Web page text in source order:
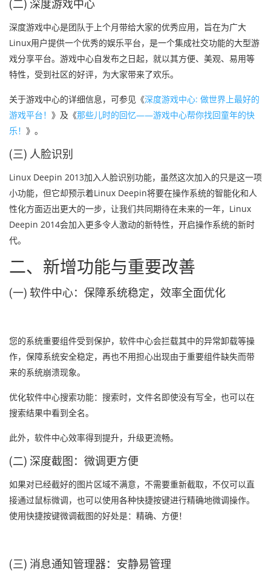
(二) 深度游戏中心
深度游戏中心是团队于上个月带给大家的优秀应用，旨在为广大
Linux用户提供一个优秀的娱乐平台，是一个集成社交功能的大型游
戏分享平台。游戏中心自发布之日起，就以其方便、美观、易用等
特性，受到社区的好评，为大家带来了欢乐。
关于游戏中心的详细信息，可参见《深度游戏中心: 做世界上最好的
游戏平台！ 》及《那些儿时的回忆——游戏中心帮你找回童年的快
乐！ 》。
(三) 人脸识别
Linux Deepin 2013加入人脸识别功能，虽然这次加入的只是这一项
小功能，但它却预示着Linux Deepin将要在操作系统的智能化和人
性化方面迈出更大的一步，让我们共同期待在未来的一年，Linux
Deepin 2014会加入更多令人激动的新特性，开启操作系统的新时
代。
二、新增功能与重要改善
(一) 软件中心：保障系统稳定，效率全面优化
您的系统重要组件受到保护，软件中心会拦载其中的异常卸载等操
作，保障系统安全稳定，再也不用担心出现由于重要组件缺失而带
来的系统崩溃现象。
优化软件中心搜索功能：搜索时，文件名即使没有写全，也可以在
搜索结果中看到全名。
此外，软件中心效率得到提升，升级更流畅。
(二) 深度截图：微调更方便
如果对已经截好的图片区域不满意，不需要重新截取，不仅可以直
接通过鼠标微调，也可以使用各种快捷按键进行精确地微调操作。
使用快捷按键微调截图的好处是：精确、方便！
(三) 消息通知管理器：安静易管理